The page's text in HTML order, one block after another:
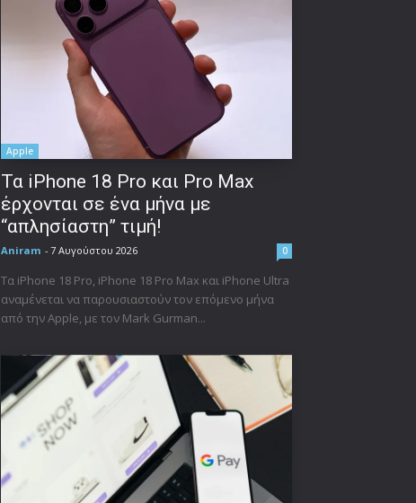
Apple
Τα iPhone 18 Pro και Pro Max
έρχονται σε ένα μήνα με
“απλησίαστη” τιμή!
Aniram - 7 Αυγούστου 2026 0
Τα iPhone 18 Pro, iPhone 18 Pro Max και iPhone Ultra
αναμένεται να παρουσιαστούν τον επόμενο μήνα
από την Apple, με τον Mark Gurman...